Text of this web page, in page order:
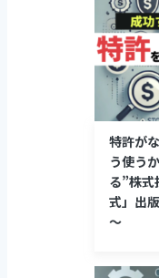
特許が
う使う
る”株式
式」出
～